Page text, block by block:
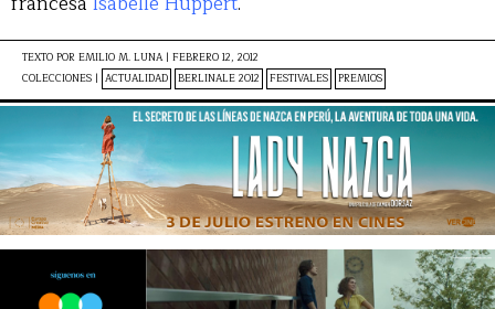
TEXTO POR EMILIO M. LUNA | FEBRERO 12, 2012
COLECCIONES | ACTUALIDAD BERLINALE 2012 FESTIVALES PREMIOS